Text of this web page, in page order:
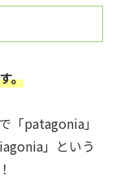
。
「patagonia」
」という